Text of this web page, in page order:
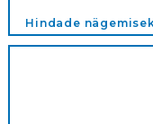
Hindade